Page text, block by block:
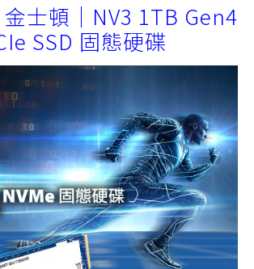
士頓｜NV3 1TB Gen4
SSD 固態硬碟